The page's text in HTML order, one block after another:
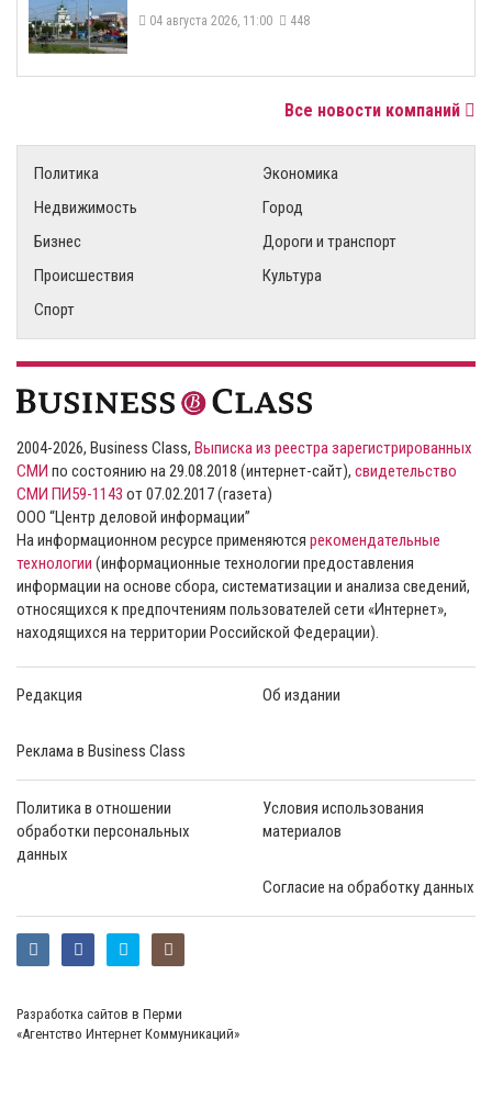
04 августа 2026, 11:00 448
Все новости компаний
Политика
Экономика
Недвижимость
Город
Бизнес
Дороги и транспорт
Происшествия
Культура
Спорт
2004-2026, Business Class, Выписка из реестра зарегистрированных
СМИ по состоянию на 29.08.2018 (интернет-сайт), свидетельство
СМИ ПИ59-1143 от 07.02.2017 (газета)
ООО “Центр деловой информации”
На информационном ресурсе применяются рекомендательные
технологии (информационные технологии предоставления
информации на основе сбора, систематизации и анализа сведений,
относящихся к предпочтениям пользователей сети «Интернет»,
находящихся на территории Российской Федерации).
Редакция Об издании
Реклама в Business Class
Политика в отношении
обработки персональных
данных
Условия использования
материалов
Согласие на обработку данных
Разработка сайтов в Перми
«Агентство Интернет Коммуникаций»